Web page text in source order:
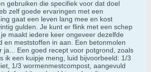
gebruiken die specifiek voor dat doel
zelf goede ervaringen met een
gaat een leven lang mee en kost
gulden. Je kunt er flink met een schep
maakt iedere keer ongeveer dezelfde
en meststoffen in aan. Een betonmolen
ja... Een goed recept voor potgrond, zoals
ik een kuipje meng, luid bijvoorbeeld: 1/3
1/3 wormenmestcompost, aangevuld